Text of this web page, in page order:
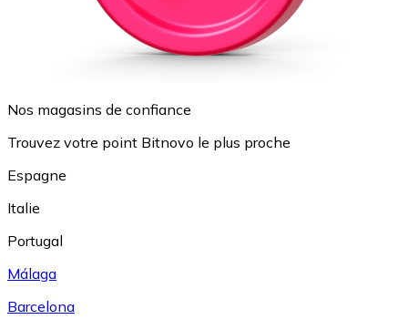
Nos magasins de confiance
Trouvez votre point Bitnovo le plus proche
Espagne
Italie
Portugal
Málaga
Barcelona